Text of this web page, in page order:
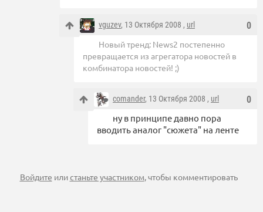
0
vguzev, 13 Октября 2008 , url
Новый тренд: News2 постепенно
превращается из агрегатора новостей в
комбинатора новостей! ;)
0
comander, 13 Октября 2008 , url
ну в принципе давно пора
вводить аналог "сюжета" на ленте
Войдите илистаньте участником, чтобы комментировать